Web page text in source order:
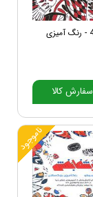
کافه نقاشی 4 - رنگ آمیزی
سفارش کالا
ناموجود